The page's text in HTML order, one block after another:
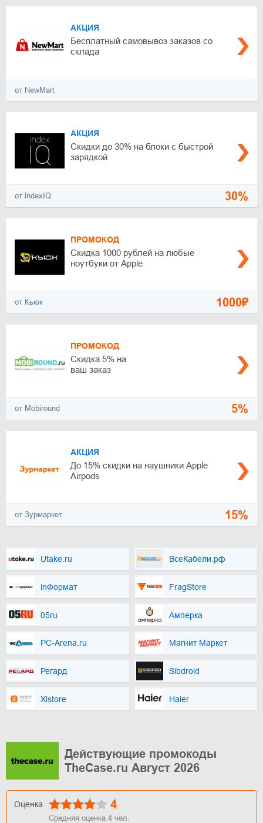
АКЦИЯ
Бесплатный самовывоз заказов со
склада
от NewMart
АКЦИЯ
Скидки до 30% на блоки с быстрой
зарядкой
от indexIQ 30%
ПРОМОКОД
Скидка 1000 рублей на любые
ноутбуки от Apple
от Кьюк 1000₽
ПРОМОКОД
Скидка 5% на
ваш заказ
от Mobiround 5%
АКЦИЯ
До 15% скидки на наушники Apple
Аirpods
от Зурмаркет 15%
Utake.ru ВсеКабели.рф
inФормат FragStore
05ru Амперка
PC-Arena.ru Магнит Маркет
Регард Sibdroid
Xistore Haier
Действующие промокоды
TheCase.ru Август 2026
Оценка 4
Средняя оценка 4 чел.